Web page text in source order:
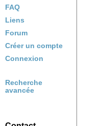
FAQ
Liens
Forum
Créer un compte
Connexion
Recherche
avancée